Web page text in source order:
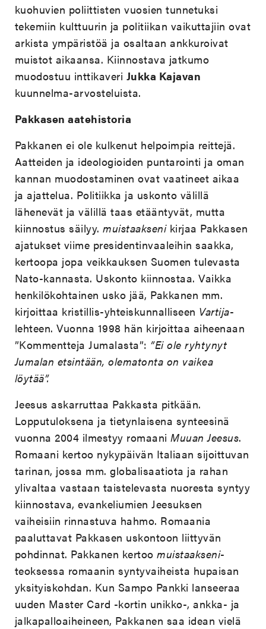
kuohuvien poliittisten vuosien tunnetuksi
tekemiin kulttuurin ja politiikan vaikuttajiin ovat
arkista ympäristöä ja osaltaan ankkuroivat
muistot aikaansa. Kiinnostava jatkumo
muodostuu inttikaveri Jukka Kajavan
kuunnelma-arvosteluista.
Pakkasen aatehistoria
Pakkanen ei ole kulkenut helpoimpia reittejä.
Aatteiden ja ideologioiden puntarointi ja oman
kannan muodostaminen ovat vaatineet aikaa
ja ajattelua. Politiikka ja uskonto välillä
lähenevät ja välillä taas etääntyvät, mutta
kiinnostus säilyy.muistaaksenikirjaa Pakkasen
ajatukset viime presidentinvaaleihin saakka,
kertoopa jopa veikkauksen Suomen tulevasta
Nato-kannasta. Uskonto kiinnostaa. Vaikka
henkilökohtainen usko jää, Pakkanen mm.
kirjoittaa kristillis-yhteiskunnalliseen Vartija-
lehteen. Vuonna 1998 hän kirjoittaa aiheenaan
”Kommentteja Jumalasta”: ”Ei ole ryhtynyt
Jumalan etsintään, olematonta on vaikea
löytää”.
Jeesus askarruttaa Pakkasta pitkään.
Lopputuloksena ja tietynlaisena synteesinä
vuonna 2004 ilmestyy romaaniMuuan Jeesus.
Romaani kertoo nykypäivän Italiaan sijoittuvan
tarinan, jossa mm. globalisaatiota ja rahan
ylivaltaa vastaan taistelevasta nuoresta syntyy
kiinnostava, evankeliumien Jeesuksen
vaiheisiin rinnastuva hahmo. Romaania
paaluttavat Pakkasen uskontoon liittyvän
pohdinnat. Pakkanen kertoomuistaakseni-
teoksessa romaanin syntyvaiheista hupaisan
yksityiskohdan. Kun Sampo Pankki lanseeraa
uuden Master Card -kortin unikko-, ankka- ja
jalkapalloaiheineen, Pakkanen saa idean vielä